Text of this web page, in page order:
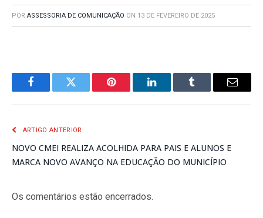
POR ASSESSORIA DE COMUNICAÇÃO ON 13 DE FEVEREIRO DE 2025
FacebookTwitter Pinterest LinkedInTumblr
E-
ARTIGO ANTERIOR
NOVO CMEI REALIZA ACOLHIDA PARA PAIS E ALUNOS E
MARCA NOVO AVANÇO NA EDUCAÇÃO DO MUNICÍPIO
Os comentários estão encerrados.